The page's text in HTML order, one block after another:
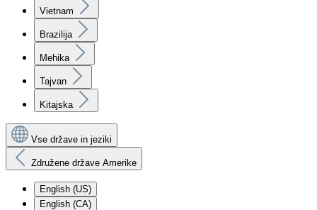
Vietnam
Brazilija
Mehika
Tajvan
Kitajska
Vse države in jeziki
Združene države Amerike
English (US)
English (CA)